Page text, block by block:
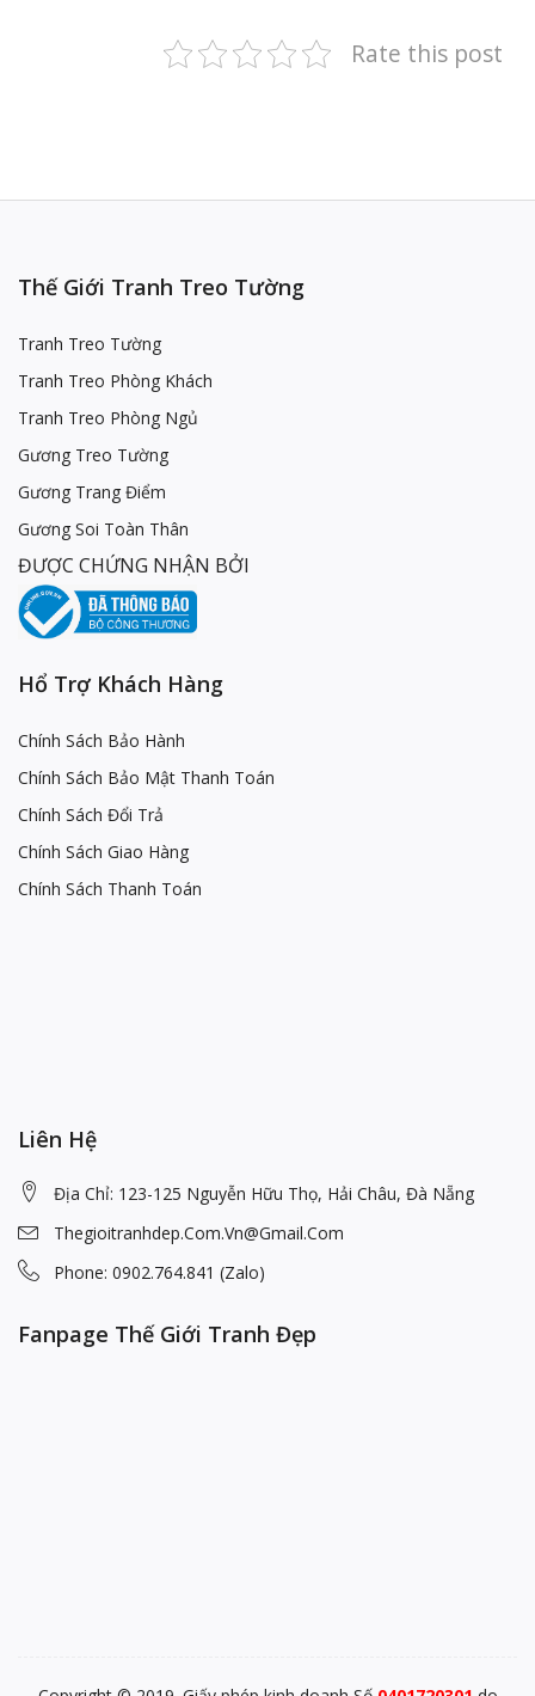
Rate this post
Thế Giới Tranh Treo Tường
Tranh Treo Tường
Tranh Treo Phòng Khách
Tranh Treo Phòng Ngủ
Gương Treo Tường
Gương Trang Điểm
Gương Soi Toàn Thân
ĐƯỢC CHỨNG NHẬN BỞI
Hổ Trợ Khách Hàng
Chính Sách Bảo Hành
Chính Sách Bảo Mật Thanh Toán
Chính Sách Đổi Trả
Chính Sách Giao Hàng
Chính Sách Thanh Toán
Liên Hệ
Địa Chỉ: 123-125 Nguyễn Hữu Thọ, Hải Châu, Đà Nẵng
Thegioitranhdep.com.vn@gmail.com
Phone: 0902.764.841 (Zalo)
Fanpage Thế Giới Tranh Đẹp